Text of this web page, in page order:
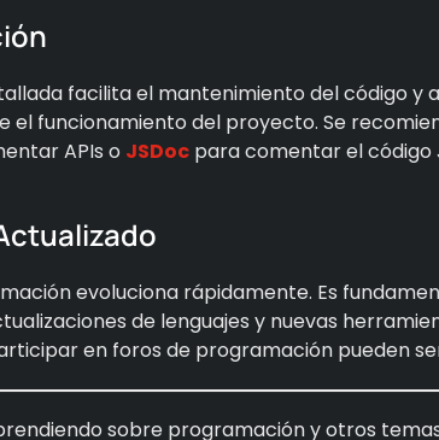
facilita el mantenimiento del código y
el funcionamiento del proyecto. Se
APIs o JSDoc para comentar el código
evoluciona rápidamente. Es
de lenguajes y nuevas
en foros de programación pueden
sobre programación y otros